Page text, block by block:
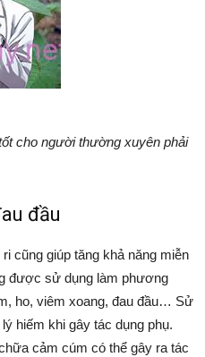
cho người thường xuyên phải
đầu
cũng giúp tăng khả năng miễn
được sử dụng làm phương
ho, viêm xoang, đau đầu… Sử
hiếm khi gây tác dụng phụ.
cảm cúm có thể gây ra tác